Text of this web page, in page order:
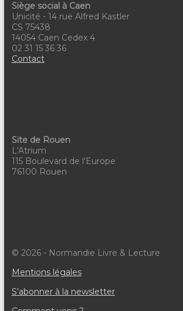
Siège social à Caen
Unicité - 14 rue Alfred Kastler
CS 75438
14054 Caen Cedex 4
02 31 15 36 36
Contact
Site de Rouen
L'Atrium
115 Boulevard de l'Europe
76100 Rouen
© 2026 - Normandie Livre & Lecture
Mentions légales
S'abonner à la newsletter